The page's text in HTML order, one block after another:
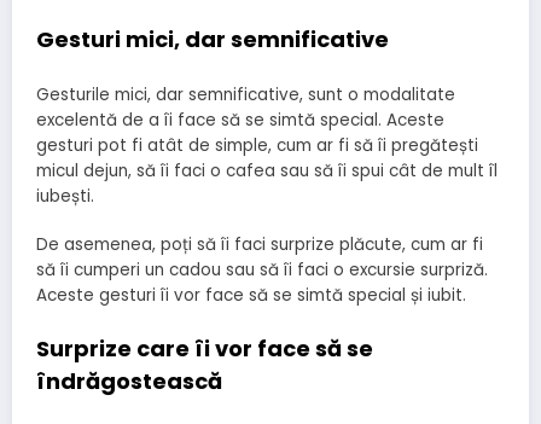
Gesturi mici, dar semnificative
Gesturile mici, dar semnificative, sunt o modalitate
excelentă de a îi face să se simtă special. Aceste
gesturi pot fi atât de simple, cum ar fi să îi pregătești
micul dejun, să îi faci o cafea sau să îi spui cât de mult îl
iubești.
De asemenea, poți să îi faci surprize plăcute, cum ar fi
să îi cumperi un cadou sau să îi faci o excursie surpriză.
Aceste gesturi îi vor face să se simtă special și iubit.
Surprize care îi vor face să se
îndrăgostească